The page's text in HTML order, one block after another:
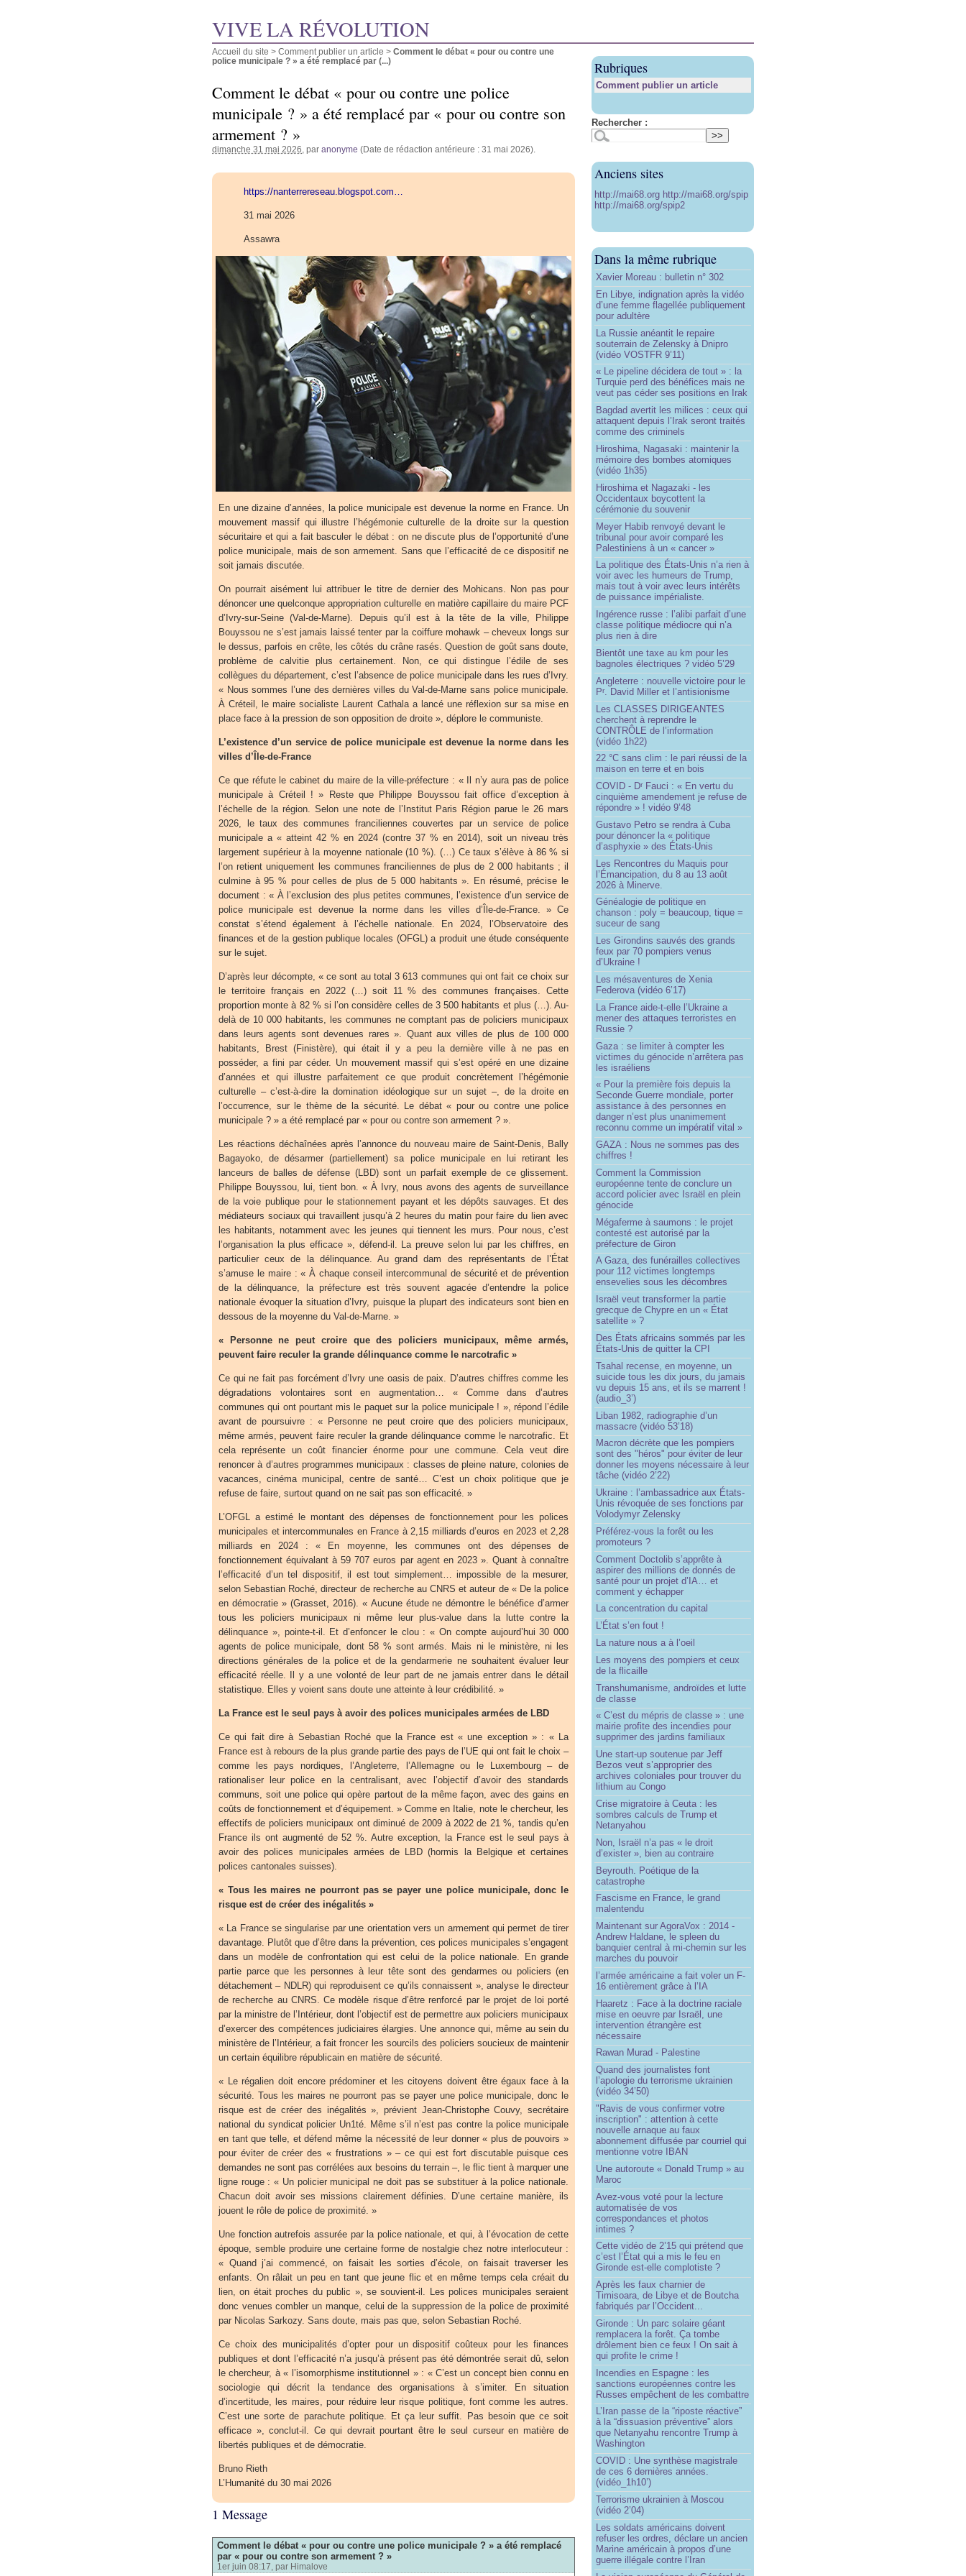
VIVE LA RÉVOLUTION
Accueil du site > Comment publier un article > Comment le débat « pour ou contre une
police municipale ? » a été remplacé par (...)
Comment le débat « pour ou contre une police
municipale ? » a été remplacé par « pour ou contre son
armement ? »
dimanche 31 mai 2026 , par anonyme (Date de rédaction antérieure : 31 mai 2026).
https://nanterrereseau.blogspot.com…
31 mai 2026
Assawra
En une dizaine d’années, la police municipale est devenue la norme en France. Un
mouvement massif qui illustre l’hégémonie culturelle de la droite sur la question
sécuritaire et qui a fait basculer le débat : on ne discute plus de l’opportunité d’une
police municipale, mais de son armement. Sans que l’efficacité de ce dispositif ne
soit jamais discutée.
On pourrait aisément lui attribuer le titre de dernier des Mohicans. Non pas pour
dénoncer une quelconque appropriation culturelle en matière capillaire du maire PCF
d’Ivry-sur-Seine (Val-de-Marne). Depuis qu’il est à la tête de la ville, Philippe
Bouyssou ne s’est jamais laissé tenter par la coiffure mohawk – cheveux longs sur
le dessus, parfois en crête, les côtés du crâne rasés. Question de goût sans doute,
problème de calvitie plus certainement. Non, ce qui distingue l’édile de ses
collègues du département, c’est l’absence de police municipale dans les rues d’Ivry.
« Nous sommes l’une des dernières villes du Val-de-Marne sans police municipale.
À Créteil, le maire socialiste Laurent Cathala a lancé une réflexion sur sa mise en
place face à la pression de son opposition de droite », déplore le communiste.
L’existence d’un service de police municipale est devenue la norme dans les
villes d’Île-de-France
Ce que réfute le cabinet du maire de la ville-préfecture : « Il n’y aura pas de police
municipale à Créteil ! » Reste que Philippe Bouyssou fait office d’exception à
l’échelle de la région. Selon une note de l’Institut Paris Région parue le 26 mars
2026, le taux des communes franciliennes couvertes par un service de police
municipale a « atteint 42 % en 2024 (contre 37 % en 2014), soit un niveau très
largement supérieur à la moyenne nationale (10 %). (…) Ce taux s’élève à 86 % si
l’on retient uniquement les communes franciliennes de plus de 2 000 habitants ; il
culmine à 95 % pour celles de plus de 5 000 habitants ». En résumé, précise le
document : « À l’exclusion des plus petites communes, l’existence d’un service de
police municipale est devenue la norme dans les villes d’Île-de-France. » Ce
constat s’étend également à l’échelle nationale. En 2024, l’Observatoire des
finances et de la gestion publique locales (OFGL) a produit une étude conséquente
sur le sujet.
D’après leur décompte, « ce sont au total 3 613 communes qui ont fait ce choix sur
le territoire français en 2022 (…) soit 11 % des communes françaises. Cette
proportion monte à 82 % si l’on considère celles de 3 500 habitants et plus (…). Au-
delà de 10 000 habitants, les communes ne comptant pas de policiers municipaux
dans leurs agents sont devenues rares ». Quant aux villes de plus de 100 000
habitants, Brest (Finistère), qui était il y a peu la dernière ville à ne pas en
posséder, a fini par céder. Un mouvement massif qui s’est opéré en une dizaine
d’années et qui illustre parfaitement ce que produit concrètement l’hégémonie
culturelle – c’est-à-dire la domination idéologique sur un sujet –, de la droite en
l’occurrence, sur le thème de la sécurité. Le débat « pour ou contre une police
municipale ? » a été remplacé par « pour ou contre son armement ? ».
Les réactions déchaînées après l’annonce du nouveau maire de Saint-Denis, Bally
Bagayoko, de désarmer (partiellement) sa police municipale en lui retirant les
lanceurs de balles de défense (LBD) sont un parfait exemple de ce glissement.
Philippe Bouyssou, lui, tient bon. « À Ivry, nous avons des agents de surveillance
de la voie publique pour le stationnement payant et les dépôts sauvages. Et des
médiateurs sociaux qui travaillent jusqu’à 2 heures du matin pour faire du lien avec
les habitants, notamment avec les jeunes qui tiennent les murs. Pour nous, c’est
l’organisation la plus efficace », défend-il. La preuve selon lui par les chiffres, en
particulier ceux de la délinquance. Au grand dam des représentants de l’État
s’amuse le maire : « À chaque conseil intercommunal de sécurité et de prévention
de la délinquance, la préfecture est très souvent agacée d’entendre la police
nationale évoquer la situation d’Ivry, puisque la plupart des indicateurs sont bien en
dessous de la moyenne du Val-de-Marne. »
« Personne ne peut croire que des policiers municipaux, même armés,
peuvent faire reculer la grande délinquance comme le narcotrafic »
Ce qui ne fait pas forcément d’Ivry une oasis de paix. D’autres chiffres comme les
dégradations volontaires sont en augmentation… « Comme dans d’autres
communes qui ont pourtant mis le paquet sur la police municipale ! », répond l’édile
avant de poursuivre : « Personne ne peut croire que des policiers municipaux,
même armés, peuvent faire reculer la grande délinquance comme le narcotrafic. Et
cela représente un coût financier énorme pour une commune. Cela veut dire
renoncer à d’autres programmes municipaux : classes de pleine nature, colonies de
vacances, cinéma municipal, centre de santé… C’est un choix politique que je
refuse de faire, surtout quand on ne sait pas son efficacité. »
L’OFGL a estimé le montant des dépenses de fonctionnement pour les polices
municipales et intercommunales en France à 2,15 milliards d’euros en 2023 et 2,28
milliards en 2024 : « En moyenne, les communes ont des dépenses de
fonctionnement équivalant à 59 707 euros par agent en 2023 ». Quant à connaître
l’efficacité d’un tel dispositif, il est tout simplement… impossible de la mesurer,
selon Sebastian Roché, directeur de recherche au CNRS et auteur de « De la police
en démocratie » (Grasset, 2016). « Aucune étude ne démontre le bénéfice d’armer
tous les policiers municipaux ni même leur plus-value dans la lutte contre la
délinquance », pointe-t-il. Et d’enfoncer le clou : « On compte aujourd’hui 30 000
agents de police municipale, dont 58 % sont armés. Mais ni le ministère, ni les
directions générales de la police et de la gendarmerie ne souhaitent évaluer leur
efficacité réelle. Il y a une volonté de leur part de ne jamais entrer dans le détail
statistique. Elles y voient sans doute une atteinte à leur crédibilité. »
La France est le seul pays à avoir des polices municipales armées de LBD
Ce qui fait dire à Sebastian Roché que la France est « une exception » : « La
France est à rebours de la plus grande partie des pays de l’UE qui ont fait le choix –
comme les pays nordiques, l’Angleterre, l’Allemagne ou le Luxembourg – de
rationaliser leur police en la centralisant, avec l’objectif d’avoir des standards
communs, soit une police qui opère partout de la même façon, avec des gains en
coûts de fonctionnement et d’équipement. » Comme en Italie, note le chercheur, les
effectifs de policiers municipaux ont diminué de 2009 à 2022 de 21 %, tandis qu’en
France ils ont augmenté de 52 %. Autre exception, la France est le seul pays à
avoir des polices municipales armées de LBD (hormis la Belgique et certaines
polices cantonales suisses).
« Tous les maires ne pourront pas se payer une police municipale, donc le
risque est de créer des inégalités »
« La France se singularise par une orientation vers un armement qui permet de tirer
davantage. Plutôt que d’être dans la prévention, ces polices municipales s’engagent
dans un modèle de confrontation qui est celui de la police nationale. En grande
partie parce que les personnes à leur tête sont des gendarmes ou policiers (en
détachement – NDLR) qui reproduisent ce qu’ils connaissent », analyse le directeur
de recherche au CNRS. Ce modèle risque d’être renforcé par le projet de loi porté
par la ministre de l’Intérieur, dont l’objectif est de permettre aux policiers municipaux
d’exercer des compétences judiciaires élargies. Une annonce qui, même au sein du
ministère de l’Intérieur, a fait froncer les sourcils des policiers soucieux de maintenir
un certain équilibre républicain en matière de sécurité.
« Le régalien doit encore prédominer et les citoyens doivent être égaux face à la
sécurité. Tous les maires ne pourront pas se payer une police municipale, donc le
risque est de créer des inégalités », prévient Jean-Christophe Couvy, secrétaire
national du syndicat policier Un1té. Même s’il n’est pas contre la police municipale
en tant que telle, et défend même la nécessité de leur donner « plus de pouvoirs »
pour éviter de créer des « frustrations » – ce qui est fort discutable puisque ces
demandes ne sont pas corrélées aux besoins du terrain –, le flic tient à marquer une
ligne rouge : « Un policier municipal ne doit pas se substituer à la police nationale.
Chacun doit avoir ses missions clairement définies. D’une certaine manière, ils
jouent le rôle de police de proximité. »
Une fonction autrefois assurée par la police nationale, et qui, à l’évocation de cette
époque, semble produire une certaine forme de nostalgie chez notre interlocuteur :
« Quand j’ai commencé, on faisait les sorties d’école, on faisait traverser les
enfants. On râlait un peu en tant que jeune flic et en même temps cela créait du
lien, on était proches du public », se souvient-il. Les polices municipales seraient
donc venues combler un manque, celui de la suppression de la police de proximité
par Nicolas Sarkozy. Sans doute, mais pas que, selon Sebastian Roché.
Ce choix des municipalités d’opter pour un dispositif coûteux pour les finances
publiques et dont l’efficacité n’a jusqu’à présent pas été démontrée serait dû, selon
le chercheur, à « l’isomorphisme institutionnel » : « C’est un concept bien connu en
sociologie qui décrit la tendance des organisations à s’imiter. En situation
d’incertitude, les maires, pour réduire leur risque politique, font comme les autres.
C’est une sorte de parachute politique. Et ça leur suffit. Pas besoin que ce soit
efficace », conclut-il. Ce qui devrait pourtant être le seul curseur en matière de
libertés publiques et de démocratie.
Bruno Rieth
L’Humanité du 30 mai 2026
1 Message
Comment le débat « pour ou contre une police municipale ? » a été remplacé
par « pour ou contre son armement ? »
1er juin 08:17, par Himalove
Rubriques
Comment publier un article
Rechercher :
Anciens sites
http://mai68.org http://mai68.org/spip
http://mai68.org/spip2
Dans la même rubrique
Xavier Moreau : bulletin n° 302
En Libye, indignation après la vidéo
d’une femme flagellée publiquement
pour adultère
La Russie anéantit le repaire
souterrain de Zelensky à Dnipro
(vidéo VOSTFR 9’11)
« Le pipeline décidera de tout » : la
Turquie perd des bénéfices mais ne
veut pas céder ses positions en Irak
Bagdad avertit les milices : ceux qui
attaquent depuis l’Irak seront traités
comme des criminels
Hiroshima, Nagasaki : maintenir la
mémoire des bombes atomiques
(vidéo 1h35)
Hiroshima et Nagazaki - les
Occidentaux boycottent la
cérémonie du souvenir
Meyer Habib renvoyé devant le
tribunal pour avoir comparé les
Palestiniens à un « cancer »
La politique des États-Unis n’a rien à
voir avec les humeurs de Trump,
mais tout à voir avec leurs intérêts
de puissance impérialiste.
Ingérence russe : l’alibi parfait d’une
classe politique médiocre qui n’a
plus rien à dire
Bientôt une taxe au km pour les
bagnoles électriques ? vidéo 5’29
Angleterre : nouvelle victoire pour le
Pr
. David Miller et l’antisionisme
Les CLASSES DIRIGEANTES
cherchent à reprendre le
CONTRÔLE de l’information
(vidéo 1h22)
22 °C sans clim : le pari réussi de la
maison en terre et en bois
COVID - Dr Fauci : « En vertu du
cinquième amendement je refuse de
répondre » ! vidéo 9’48
Gustavo Petro se rendra à Cuba
pour dénoncer la « politique
d’asphyxie » des États-Unis
Les Rencontres du Maquis pour
l’Émancipation, du 8 au 13 août
2026 à Minerve.
Généalogie de politique en
chanson : poly = beaucoup, tique =
suceur de sang
Les Girondins sauvés des grands
feux par 70 pompiers venus
d’Ukraine !
Les mésaventures de Xenia
Federova (vidéo 6’17)
La France aide-t-elle l’Ukraine a
mener des attaques terroristes en
Russie ?
Gaza : se limiter à compter les
victimes du génocide n’arrêtera pas
les israéliens
« Pour la première fois depuis la
Seconde Guerre mondiale, porter
assistance à des personnes en
danger n’est plus unanimement
reconnu comme un impératif vital »
GAZA : Nous ne sommes pas des
chiffres !
Comment la Commission
européenne tente de conclure un
accord policier avec Israël en plein
génocide
Mégaferme à saumons : le projet
contesté est autorisé par la
préfecture de Giron
A Gaza, des funérailles collectives
pour 112 victimes longtemps
ensevelies sous les décombres
Israël veut transformer la partie
grecque de Chypre en un « État
satellite » ?
Des États africains sommés par les
États-Unis de quitter la CPI
Tsahal recense, en moyenne, un
suicide tous les dix jours, du jamais
vu depuis 15 ans, et ils se marrent !
(audio_3’)
Liban 1982, radiographie d’un
massacre (vidéo 53’18)
Macron décrète que les pompiers
sont des "héros" pour éviter de leur
donner les moyens nécessaire à leur
tâche (vidéo 2’22)
Ukraine : l’ambassadrice aux États-
Unis révoquée de ses fonctions par
Volodymyr Zelensky
Préférez-vous la forêt ou les
promoteurs ?
Comment Doctolib s’apprête à
aspirer des millions de donnés de
santé pour un projet d’IA… et
comment y échapper
La concentration du capital
L’État s’en fout !
La nature nous a à l’oeil
Les moyens des pompiers et ceux
de la flicaille
Transhumanisme, androïdes et lutte
de classe
« C’est du mépris de classe » : une
mairie profite des incendies pour
supprimer des jardins familiaux
Une start-up soutenue par Jeff
Bezos veut s’approprier des
archives coloniales pour trouver du
lithium au Congo
Crise migratoire à Ceuta : les
sombres calculs de Trump et
Netanyahou
Non, Israël n’a pas « le droit
d’exister », bien au contraire
Beyrouth. Poétique de la
catastrophe
Fascisme en France, le grand
malentendu
Maintenant sur AgoraVox : 2014 -
Andrew Haldane, le spleen du
banquier central à mi-chemin sur les
marches du pouvoir
l’armée américaine a fait voler un F-
16 entièrement grâce à l’IA
Haaretz : Face à la doctrine raciale
mise en oeuvre par Israël, une
intervention étrangère est
nécessaire
Rawan Murad - Palestine
Quand des journalistes font
l’apologie du terrorisme ukrainien
(vidéo 34’50)
"Ravis de vous confirmer votre
inscription" : attention à cette
nouvelle arnaque au faux
abonnement diffusée par courriel qui
mentionne votre IBAN
Une autoroute « Donald Trump » au
Maroc
Avez-vous voté pour la lecture
automatisée de vos
correspondances et photos
intimes ?
Cette vidéo de 2’15 qui prétend que
c’est l’État qui a mis le feu en
Gironde est-elle complotiste ?
Après les faux charnier de
Timisoara, de Libye et de Boutcha
fabriqués par l’Occident...
Gironde : Un parc solaire géant
remplacera la forêt. Ça tombe
drôlement bien ce feux ! On sait à
qui profite le crime !
Incendies en Espagne : les
sanctions européennes contre les
Russes empêchent de les combattre
L’Iran passe de la “riposte réactive”
à la “dissuasion préventive” alors
que Netanyahu rencontre Trump à
Washington
COVID : Une synthèse magistrale
de ces 6 dernières années.
(vidéo_1h10’)
Terrorisme ukrainien à Moscou
(vidéo 2’04)
Les soldats américains doivent
refuser les ordres, déclare un ancien
Marine américain à propos d’une
guerre illégale contre l’Iran